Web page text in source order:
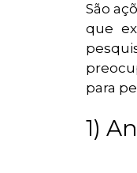
São
que
para
1)